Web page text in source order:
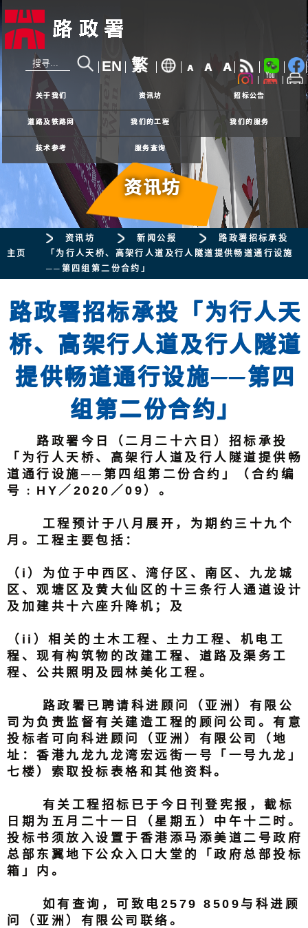
EN 繁 A A A
2926 4111
关于我们 资讯坊 招标公告
道路及铁路网 我们的工程 我们的服务
技术参考 服务查询
主页
资讯坊
资讯坊 新闻公报
路政署招标承投
「为行人天桥、高架行人道及行人隧道提供畅道通行设施
──第四组第二份合约」
路政署招标承投「为行人天
桥、高架行人道及行人隧道
提供畅道通行设施──第四
组第二份合约」
路政署今日（二月二十六日）招标承投
「为行人天桥、高架行人道及行人隧道提供畅
道通行设施──第四组第二份合约」（合约编
号﹕HY／2020／09）。
工程预计于八月展开，为期约三十九个
月。工程主要包括：
（i）为位于中西区、湾仔区、南区、九龙城
区、观塘区及黄大仙区的十三条行人通道设计
及加建共十六座升降机；及
（ii）相关的土木工程、土力工程、机电工
程、现有构筑物的改建工程、道路及渠务工
程、公共照明及园林美化工程。
路政署已聘请科进顾问（亚洲）有限公
司为负责监督有关建造工程的顾问公司。有意
投标者可向科进顾问（亚洲）有限公司（地
址：香港九龙九龙湾宏远街一号「一号九龙」
七楼）索取投标表格和其他资料。
有关工程招标已于今日刊登宪报，截标
日期为五月二十一日（星期五）中午十二时。
投标书须放入设置于香港添马添美道二号政府
总部东翼地下公众入口大堂的「政府总部投标
箱」内。
如有查询，可致电2579 8509与科进顾
问（亚洲）有限公司联络。